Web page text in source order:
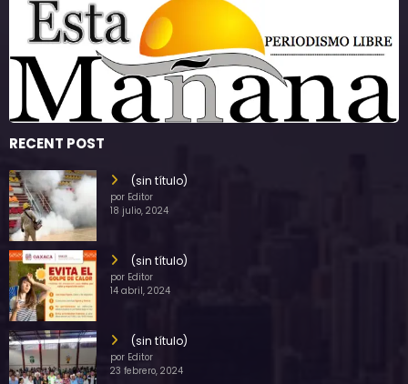
RECENT POST
(sin título)
por Editor
18 julio, 2024
(sin título)
por Editor
14 abril, 2024
(sin título)
por Editor
23 febrero, 2024